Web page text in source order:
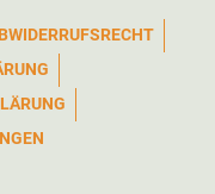
WIDERRUFSRECHT